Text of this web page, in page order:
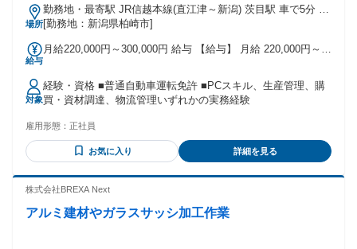
場所
勤務地・最寄駅 JR信越本線(直江津～新潟) 茨目駅 車で5分 JR
弥彦線 北三条駅
[勤務地：新潟県柏崎市]
給与
月給220,000円～300,000円 給与 【給与】 月給 220,000円～
対象
経験・資格 ■普通自動車運転免許 ■PCスキル、生産管理、購
買・資材調達、物流管理いずれかの実務経験
雇用形態： 正社員
お気に入り 詳細を見る
株式会社BREXA Next
アルミ建材やガラスサッシ加工作業